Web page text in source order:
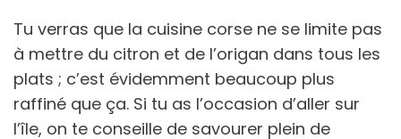
Tu verras que la cuisine corse ne se limite pas
à mettre du citron et de l’origan dans tous les
plats ; c’est évidemment beaucoup plus
raffiné que ça. Si tu as l’occasion d’aller sur
l’île, on te conseille de savourer plein de